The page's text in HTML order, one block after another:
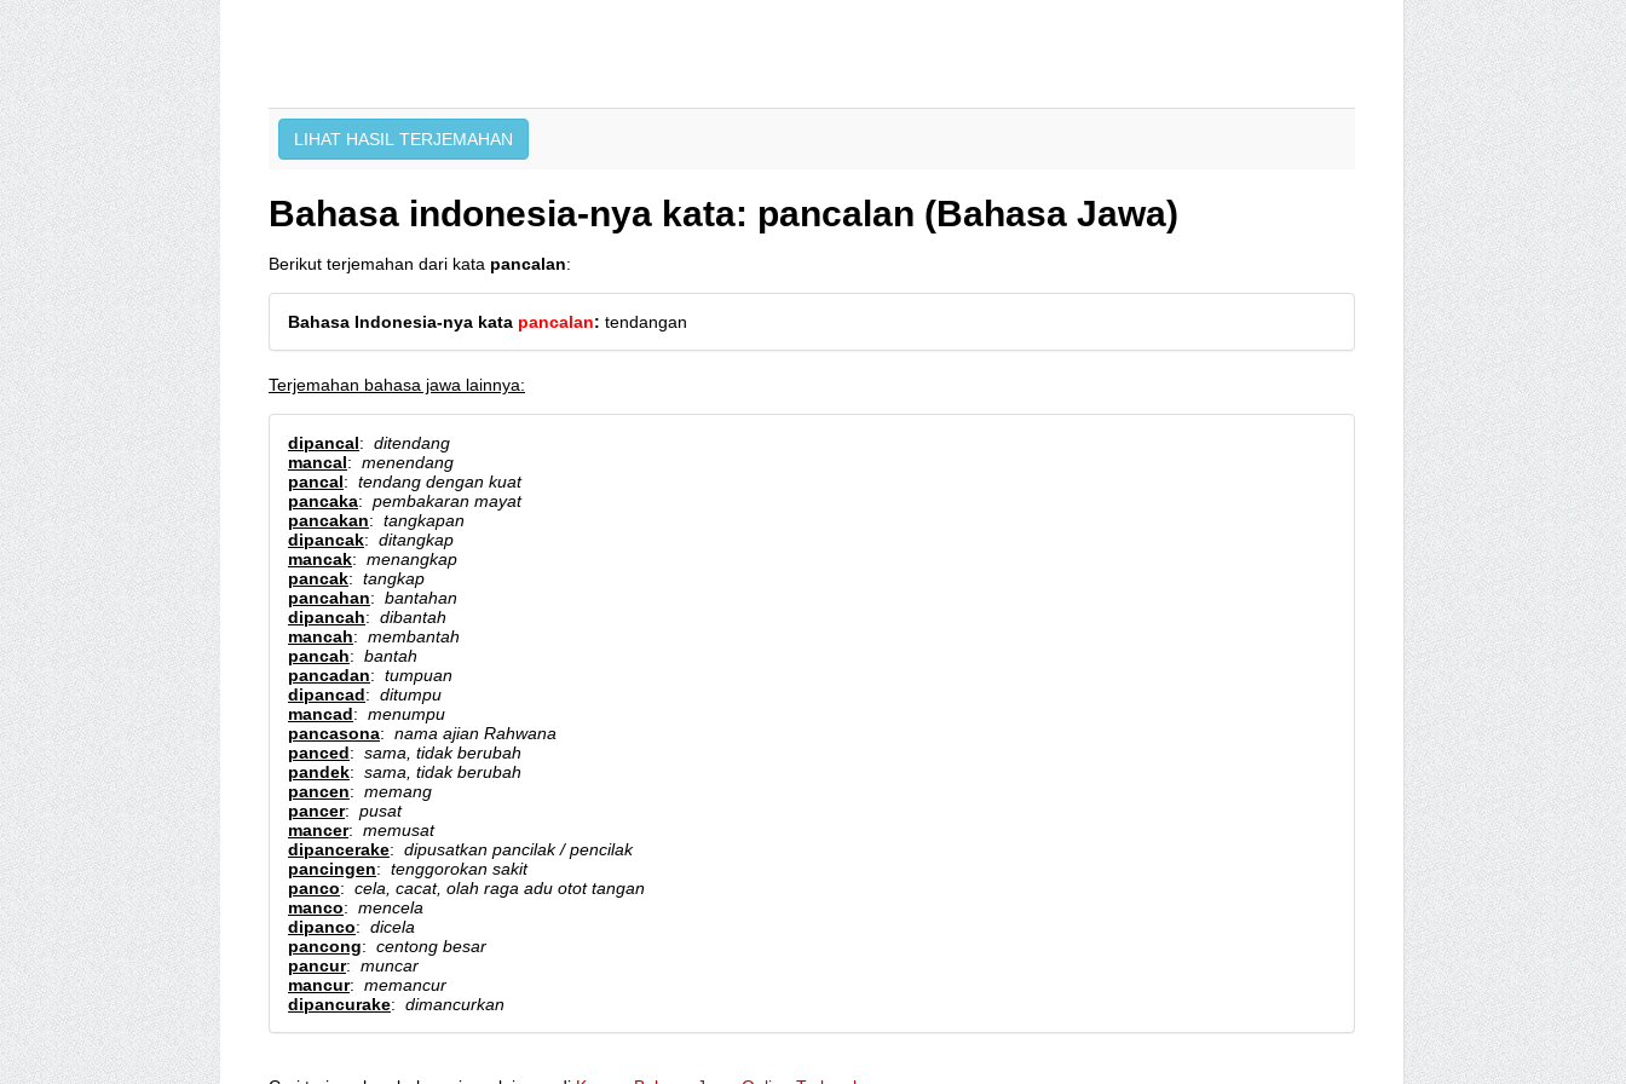
Bahasa indonesia-nya kata: pancalan (Bahasa Jawa)
Berikut terjemahan dari kata pancalan:
Bahasa Indonesia-nya kata pancalan: tendangan
Terjemahan bahasa jawa lainnya:
dipancal: ditendang
mancal: menendang
pancal: tendang dengan kuat
pancaka: pembakaran mayat
pancakan: tangkapan
dipancak: ditangkap
mancak: menangkap
pancak: tangkap
pancahan: bantahan
dipancah: dibantah
mancah: membantah
pancah: bantah
pancadan: tumpuan
dipancad: ditumpu
mancad: menumpu
pancasona: nama ajian Rahwana
panced: sama, tidak berubah
pandek: sama, tidak berubah
pancen: memang
pancer: pusat
mancer: memusat
dipancerake: dipusatkan pancilak / pencilak
pancingen: tenggorokan sakit
panco: cela, cacat, olah raga adu otot tangan
manco: mencela
dipanco: dicela
pancong: centong besar
pancur: muncar
mancur: memancur
dipancurake: dimancurkan